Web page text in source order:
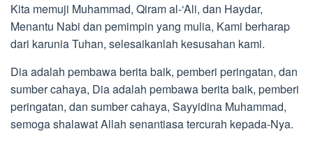
Kita memuji Muhammad, Qiram al-‘Ali, dan Haydar,
Menantu Nabi dan pemimpin yang mulia, Kami berharap
dari karunia Tuhan, selesaikanlah kesusahan kami.
Dia adalah pembawa berita baik, pemberi peringatan, dan
sumber cahaya, Dia adalah pembawa berita baik, pemberi
peringatan, dan sumber cahaya, Sayyidina Muhammad,
semoga shalawat Allah senantiasa tercurah kepada-Nya.